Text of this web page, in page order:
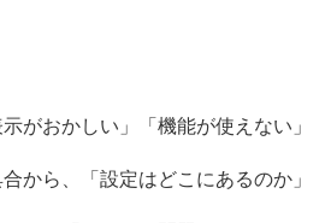
がおかしい」「機能が使えない」
から、「設定はどこにあるのか」